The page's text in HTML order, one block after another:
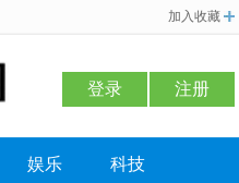
加入收藏
登录 注册
娱乐 科技